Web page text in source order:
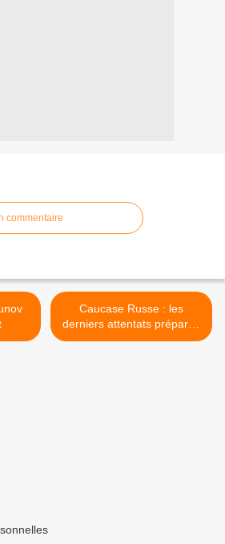
commentaire
Caucase Russe : les
derniers attentats préparés
à l'étranger (Patrouchev) >